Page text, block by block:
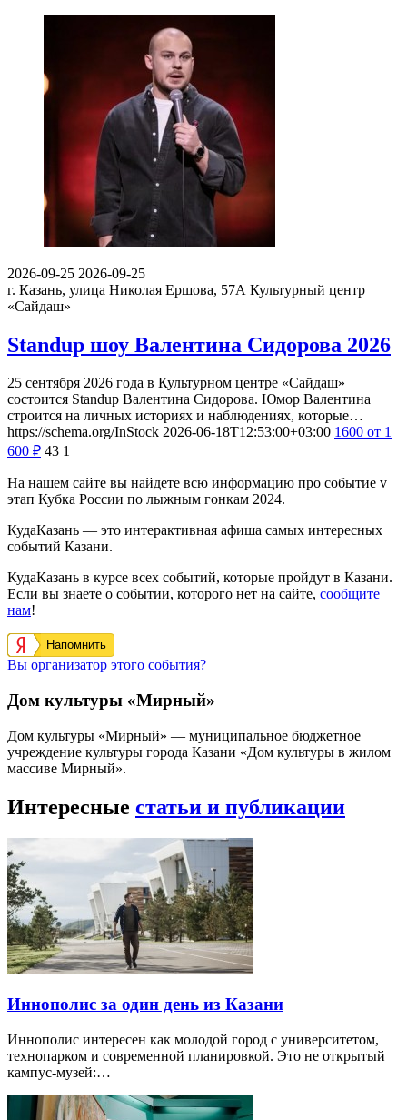
2026-09-25 2026-09-25
г. Казань, улица Николая Ершова, 57А Культурный центр
«Сайдаш»
Standup шоу Валентина Сидорова 2026
25 сентября 2026 года в Культурном центре «Сайдаш»
состоится Standup Валентина Сидорова. Юмор Валентина
строится на личных историях и наблюдениях, которые…
https://schema.org/InStock 2026-06-18T12:53:00+03:00 1600 от 1
600 ₽ 43 1
На нашем сайте вы найдете всю информацию про событие v
этап Кубка России по лыжным гонкам 2024.
КудаКазань — это интерактивная афиша самых интересных
событий Казани.
КудаКазань в курсе всех событий, которые пройдут в Казани.
Если вы знаете о событии, которого нет на сайте, сообщите
нам!
Напомнить
Вы организатор этого события?
Дом культуры «Мирный»
Дом культуры «Мирный» — муниципальное бюджетное
учреждение культуры города Казани «Дом культуры в жилом
массиве Мирный».
Интересные статьи и публикации
Иннополис за один день из Казани
Иннополис интересен как молодой город с университетом,
технопарком и современной планировкой. Это не открытый
кампус-музей:…